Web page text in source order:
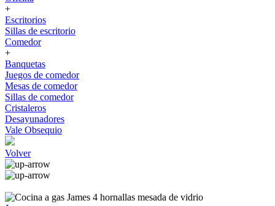
+
Escritorios
Sillas de escritorio
Comedor
+
Banquetas
Juegos de comedor
Mesas de comedor
Sillas de comedor
Cristaleros
Desayunadores
Vale Obsequio
Volver